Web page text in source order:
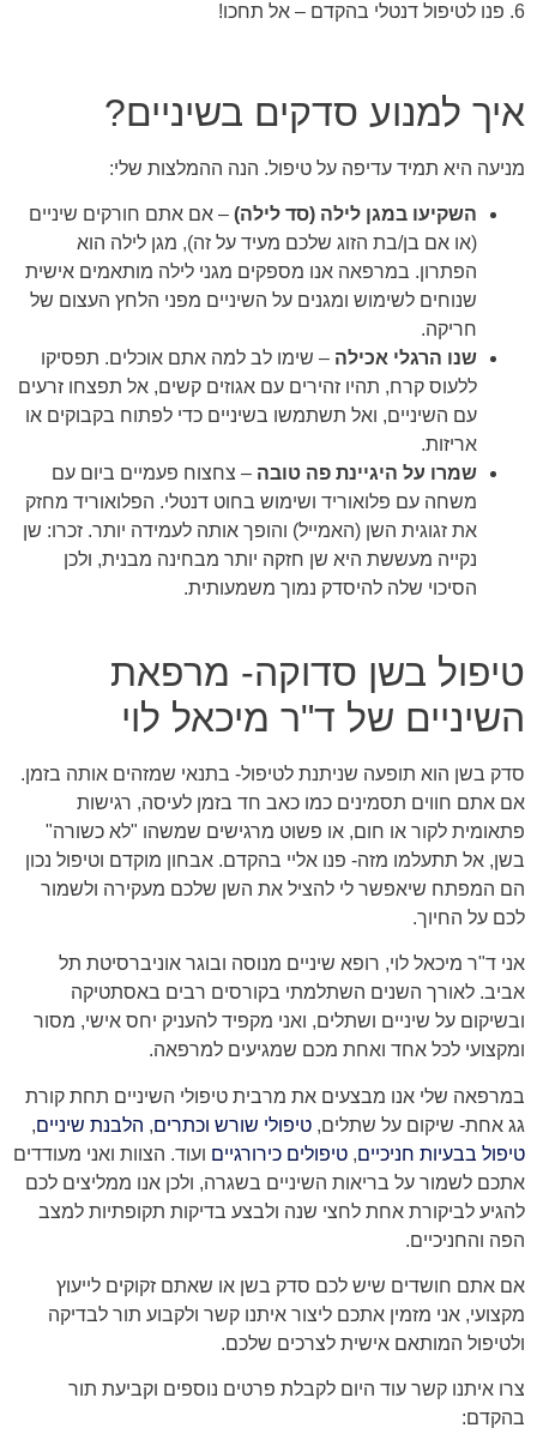
6. פנו לטיפול דנטלי בהקדם – אל תחכו!
איך למנוע סדקים בשיניים?
מניעה היא תמיד עדיפה על טיפול. הנה ההמלצות שלי:
השקיעו במגן לילה (סד לילה) – אם אתם חורקים שיניים
(או אם בן/בת הזוג שלכם מעיד על זה), מגן לילה הוא
הפתרון. במרפאה אנו מספקים מגני לילה מותאמים אישית
שנוחים לשימוש ומגנים על השיניים מפני הלחץ העצום של
חריקה.
שנו הרגלי אכילה – שימו לב למה אתם אוכלים. תפסיקו
ללעוס קרח, תהיו זהירים עם אגוזים קשים, אל תפצחו זרעים
עם השיניים, ואל תשתמשו בשיניים כדי לפתוח בקבוקים או
אריזות.
שמרו על היגיינת פה טובה – צחצוח פעמיים ביום עם
משחה עם פלואוריד ושימוש בחוט דנטלי. הפלואוריד מחזק
את זגוגית השן (האמייל) והופך אותה לעמידה יותר. זכרו: שן
נקייה מעששת היא שן חזקה יותר מבחינה מבנית, ולכן
הסיכוי שלה להיסדק נמוך משמעותית.
טיפול בשן סדוקה- מרפאת
השיניים של ד"ר מיכאל לוי
סדק בשן הוא תופעה שניתנת לטיפול- בתנאי שמזהים אותה בזמן.
אם אתם חווים תסמינים כמו כאב חד בזמן לעיסה, רגישות
פתאומית לקור או חום, או פשוט מרגישים שמשהו "לא כשורה"
בשן, אל תתעלמו מזה- פנו אליי בהקדם. אבחון מוקדם וטיפול נכון
הם המפתח שיאפשר לי להציל את השן שלכם מעקירה ולשמור
לכם על החיוך.
אני ד"ר מיכאל לוי, רופא שיניים מנוסה ובוגר אוניברסיטת תל
אביב. לאורך השנים השתלמתי בקורסים רבים באסתטיקה
ובשיקום על שיניים ושתלים, ואני מקפיד להעניק יחס אישי, מסור
ומקצועי לכל אחד ואחת מכם שמגיעים למרפאה.
במרפאה שלי אנו מבצעים את מרבית טיפולי השיניים תחת קורת
גג אחת- שיקום על שתלים, טיפולי שורש וכתרים, הלבנת שיניים,
טיפול בבעיות חניכיים, טיפולים כירורגיים ועוד. הצוות ואני מעודדים
אתכם לשמור על בריאות השיניים בשגרה, ולכן אנו ממליצים לכם
להגיע לביקורת אחת לחצי שנה ולבצע בדיקות תקופתיות למצב
הפה והחניכיים.
אם אתם חושדים שיש לכם סדק בשן או שאתם זקוקים לייעוץ
מקצועי, אני מזמין אתכם ליצור איתנו קשר ולקבוע תור לבדיקה
ולטיפול המותאם אישית לצרכים שלכם.
צרו איתנו קשר עוד היום לקבלת פרטים נוספים וקביעת תור
בהקדם: